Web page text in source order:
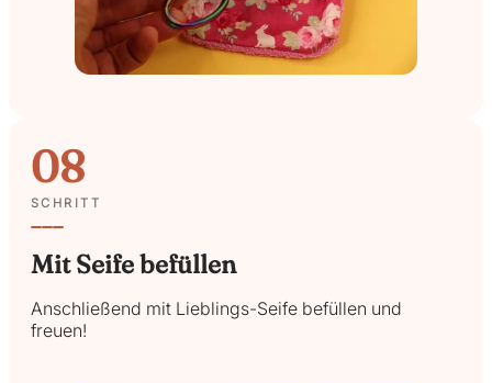
08
SCHRITT
Mit Seife befüllen
Anschließend mit Lieblings-Seife befüllen und
freuen!